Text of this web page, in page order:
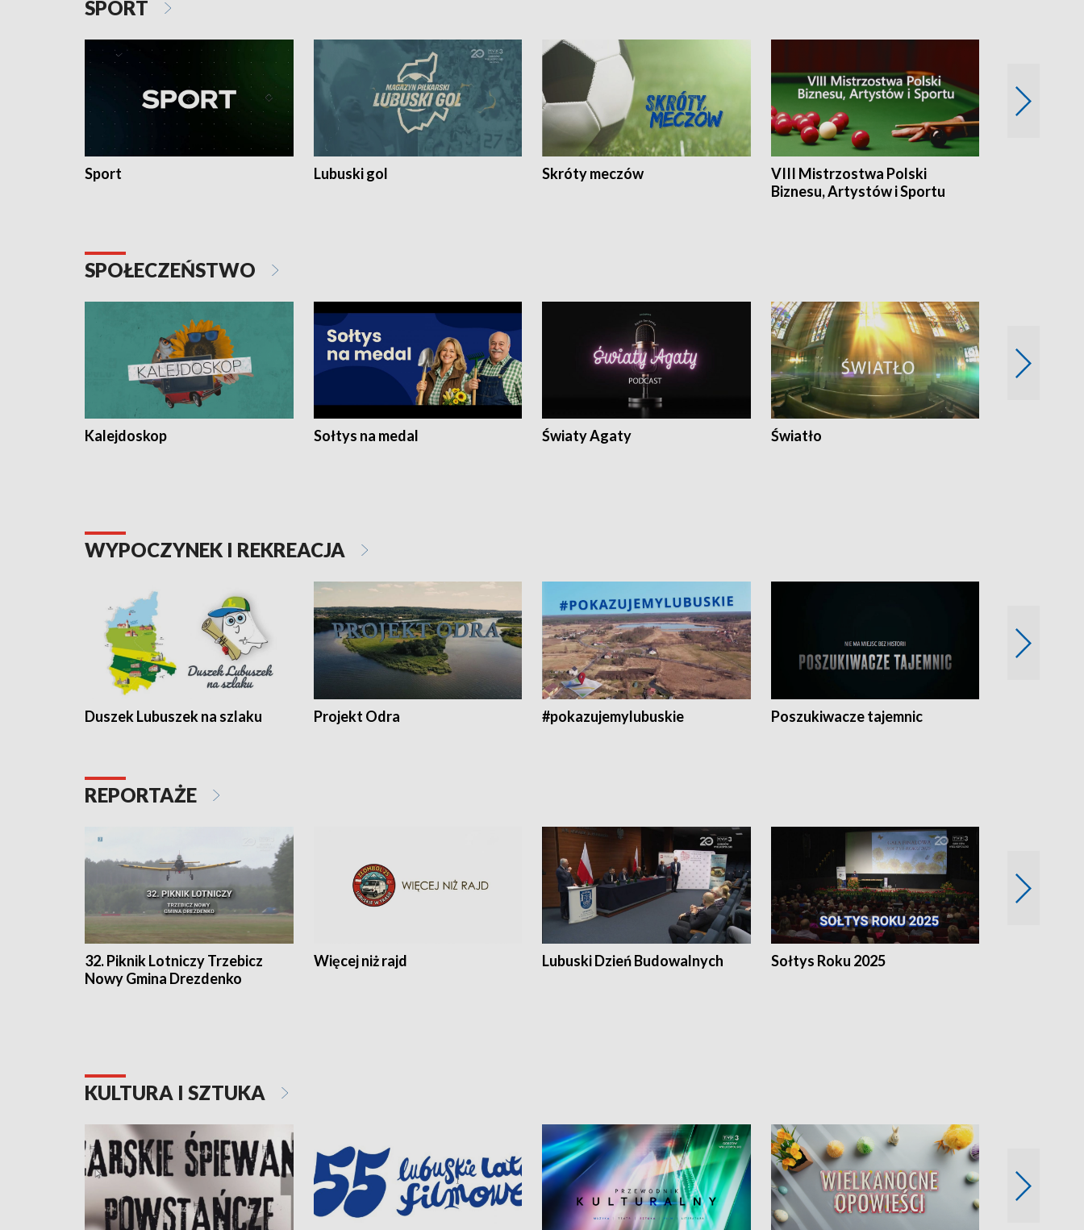
SPORT
Sport Lubuski gol Skróty meczów
VIII Mistrzostwa Polski
Biznesu, Artystów i Sportu
SPOŁECZEŃSTWO
Kalejdoskop Sołtys na medal Światy Agaty Światło
WYPOCZYNEK I REKREACJA
Duszek Lubuszek na szlaku Projekt Odra #pokazujemylubuskie Poszukiwacze tajemnic
REPORTAŻE
32. Piknik Lotniczy Trzebicz
Nowy Gmina Drezdenko
Więcej niż rajd Lubuski Dzień Budowalnych Sołtys Roku 2025
KULTURA I SZTUKA